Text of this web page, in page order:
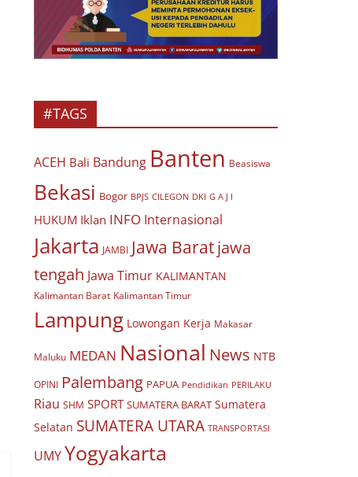
#TAGS
ACEH Bali Bandung Banten Beasiswa
Bekasi Bogor BPJS CILEGON DKI G A J I
HUKUM Iklan INFO Internasional
Jakarta JAMBI Jawa Baratjawa
tengah Jawa Timur KALIMANTAN
Kalimantan Barat Kalimantan Timur
Lampung Lowongan Kerja Makasar
Maluku MEDAN Nasional News NTB
OPINI Palembang PAPUA Pendidikan PERILAKU
Riau SHM SPORT SUMATERA BARAT Sumatera
Selatan SUMATERA UTARA TRANSPORTASI
UMYYogyakarta